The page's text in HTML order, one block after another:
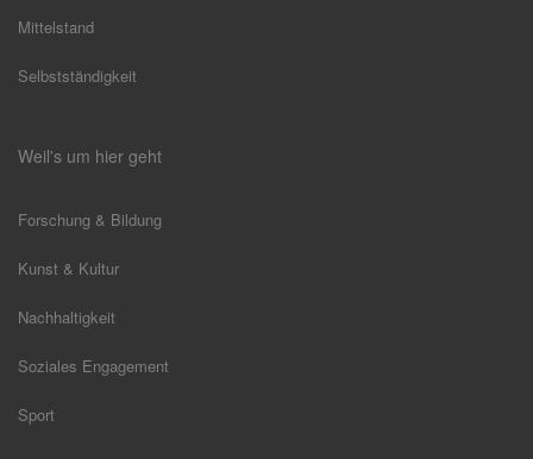
Mittelstand
Selbstständigkeit
Weil's um hier geht
Forschung & Bildung
Kunst & Kultur
Nachhaltigkeit
Soziales Engagement
Sport